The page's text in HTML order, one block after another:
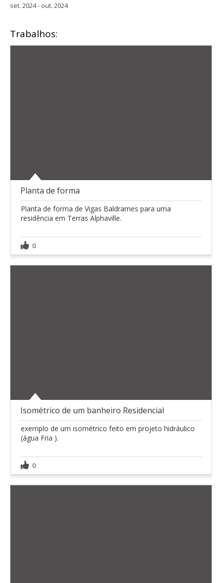
set. 2024 - out. 2024
Trabalhos:
Planta de forma
Planta de forma de Vigas Baldrames para uma
residência em Terras Alphaville.
0
Isométrico de um banheiro Residencial
exemplo de um isométrico feito em projeto hidráulico
(água Fria ).
0